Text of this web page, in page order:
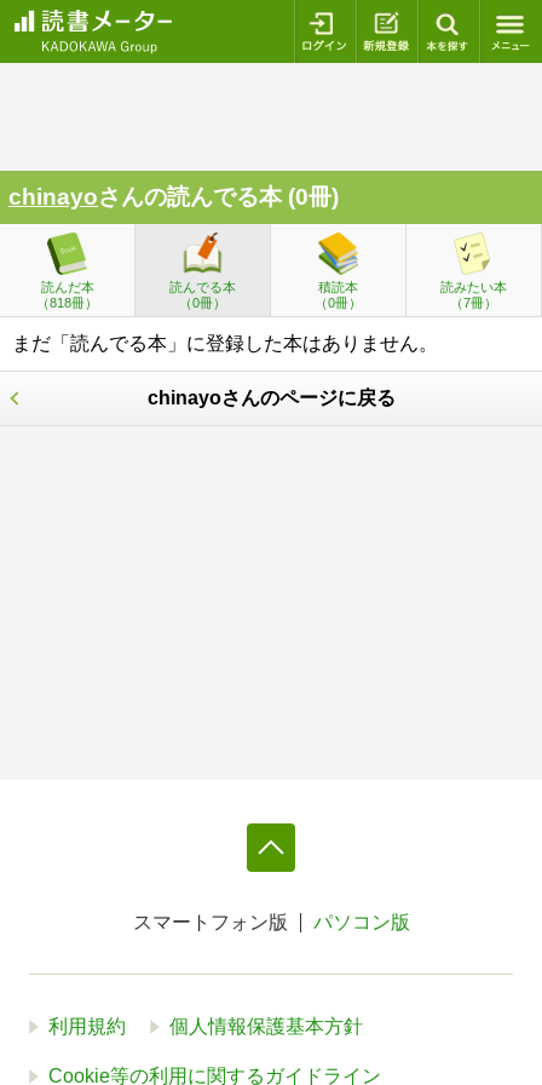
ログイン 新規登録
chinayoさんの読んでる本 (0冊)
読んだ本
（818冊）
読んでる本
（0冊）
積読本
（0冊）
読みたい本
（7冊）
まだ「読んでる本」に登録した本はありません。
chinayoさんのページに戻る
スマートフォン版 パソコン版
利用規約 個人情報保護基本方針
Cookie等の利用に関するガイドライン